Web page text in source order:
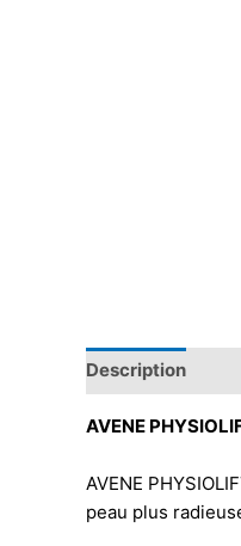
Description
AVENE
AVENE
peau plus